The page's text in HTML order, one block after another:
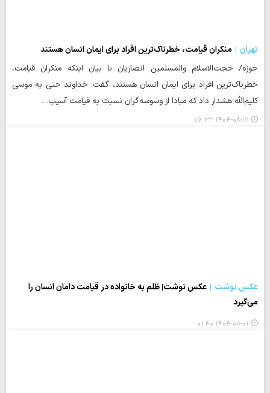
تهران
منکران قیامت، خطرناک‌ترین افراد برای ایمان انسان‌ هستند
حوزه/ حجت‌الاسلام والمسلمین انصاریان با بیان اینکه منکران قیامت،
خطرناک‌ترین افراد برای ایمان انسان‌ هستند، گفت: خداوند حتی به موسی
کلیم‌الله هشدار داد که مبادا از وسوسه‌گران نسبت به قیامت آسیب…
۱۴۰۴-۰۸-۱۲ ۰۷:۳۳
عکس نوشت
عکس نوشت| ظلم به خانواده در قیامت دامان انسان را
می‌گیرد
۱۴۰۴-۰۸-۰۱ ۰۱:۴۰